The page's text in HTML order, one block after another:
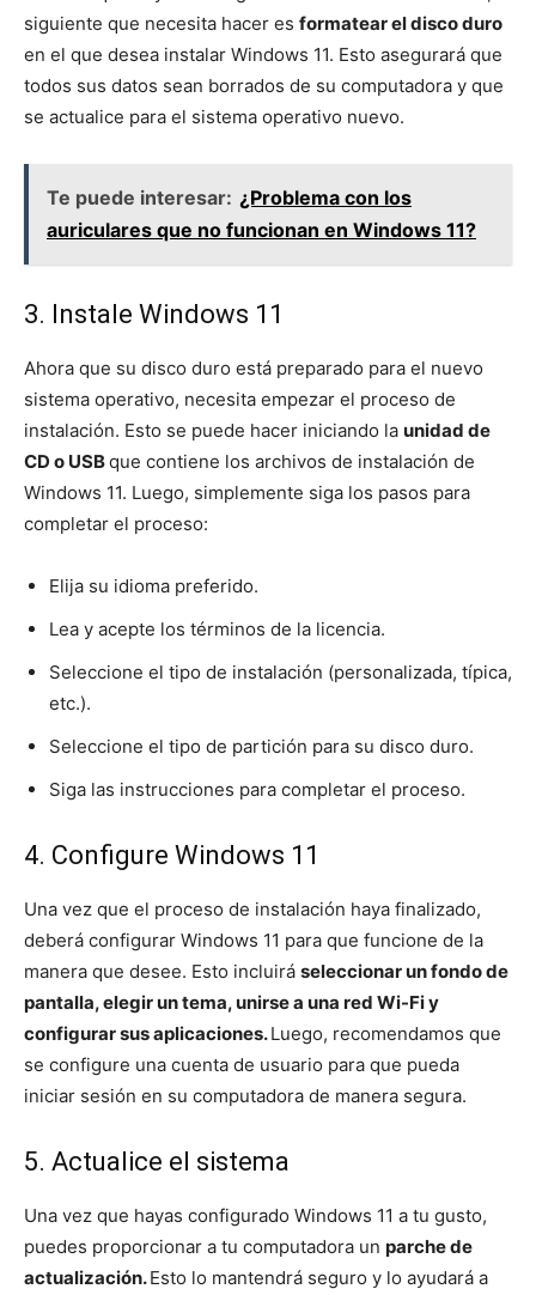
siguiente que necesita hacer es formatear el disco duro
en el que desea instalar Windows 11. Esto asegurará que
todos sus datos sean borrados de su computadora y que
se actualice para el sistema operativo nuevo.
Te puede interesar: ¿Problema con los
auriculares que no funcionan en Windows 11?
3. Instale Windows 11
Ahora que su disco duro está preparado para el nuevo
sistema operativo, necesita empezar el proceso de
instalación. Esto se puede hacer iniciando la unidad de
CD o USBque contiene los archivos de instalación de
Windows 11. Luego, simplemente siga los pasos para
completar el proceso:
Elija su idioma preferido.
Lea y acepte los términos de la licencia.
Seleccione el tipo de instalación (personalizada, típica,
etc.).
Seleccione el tipo de partición para su disco duro.
Siga las instrucciones para completar el proceso.
4. Configure Windows 11
Una vez que el proceso de instalación haya finalizado,
deberá configurar Windows 11 para que funcione de la
manera que desee. Esto incluirá seleccionar un fondo de
pantalla, elegir un tema, unirse a una red Wi-Fi y
configurar sus aplicaciones.Luego, recomendamos que
se configure una cuenta de usuario para que pueda
iniciar sesión en su computadora de manera segura.
5. Actualice el sistema
Una vez que hayas configurado Windows 11 a tu gusto,
puedes proporcionar a tu computadora un parche de
actualización.Esto lo mantendrá seguro y lo ayudará a